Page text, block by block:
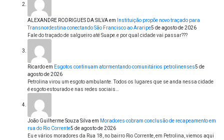
ALEXANDRE RODRIGUES DA SILVAem
Instituição propõe novo traçado para
Transnordestina conectando São Francisco ao Araripe5 de agosto de 2026
Fale do traçado de salgueiro até Suape.e por qual cidade vai passar???
Ricardoem Esgotos continuam atormentando comunitários petrolinenses5 de
agosto de 2026
Petrolina virou um esgoto ambulante. Todos os lugares que se anda nessa cidade
é esgoto estourado e nas redes sociais…
João Guilherme Souza Silva em Moradores cobram conclusão de recapeamento em
rua do Rio Corrente5 de agosto de 2026
Eu e vários moradores da Rua 18, no bairro Rio Corrente, em Petrolina, viemos aqui